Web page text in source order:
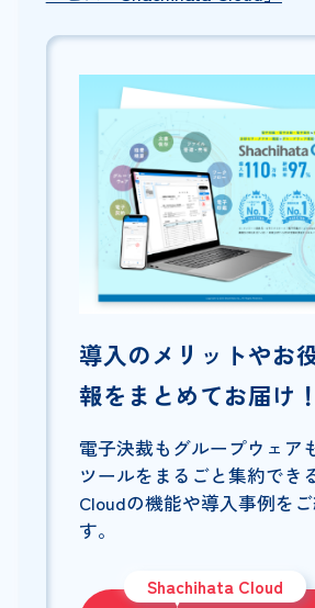
導入のメリットやお
報をまとめてお届け！
電子決裁もグループウェア
ツールをまるごと集約でき
Cloudの機能や導入事例を
す。
Shachihata Cloud